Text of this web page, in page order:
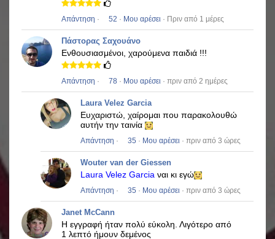
Απάντηση · 52 · Μου αρέσει · Πριν από 1 μέρες
Πάστορας Σαχουάνο
Ενθουσιασμένοι, χαρούμενα παιδιά !!!
Απάντηση · 78 · Μου αρέσει · πριν από 2 ημέρες
Laura Velez Garcia
Ευχαριστώ, χαίρομαι που παρακολουθώ
αυτήν την ταινία
Απάντηση · 35 · Μου αρέσει · πριν από 3 ώρες
Wouter van der Giessen
Laura Velez Garcia ναι κι εγώ
Απάντηση · 35 · Μου αρέσει · πριν από 3 ώρες
Janet McCann
Η εγγραφή ήταν πολύ εύκολη. Λιγότερο από
1 λεπτό ήμουν δεμένος